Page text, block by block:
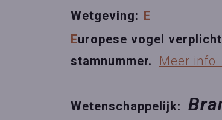
Wetgeving: E
Europese vogel
stamnummer. Meer info
Wetenschappelijk: